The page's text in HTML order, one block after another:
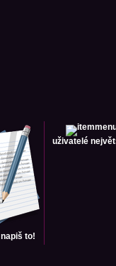
napiš to!
uživatelé